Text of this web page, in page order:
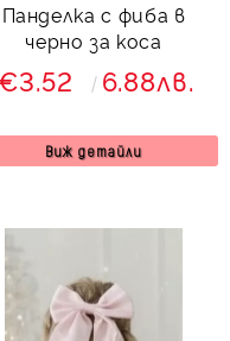
Панделка с фиба в
черно за коса
6.88лв.
Виж детайли